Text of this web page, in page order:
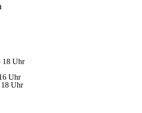
18 Uhr
Uhr
18 Uhr